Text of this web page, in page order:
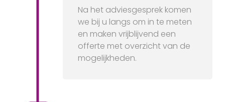
Na het adviesgesprek komen
we bij u langs om in te meten
en maken vrijblijvend een
offerte met overzicht van de
mogelijkheden.